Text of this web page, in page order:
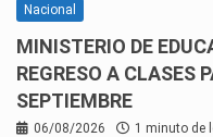
Nacional
MINISTERIO DE
REGRESO A CLASES
SEPTIEMBRE
06/08/2026 1 minuto de